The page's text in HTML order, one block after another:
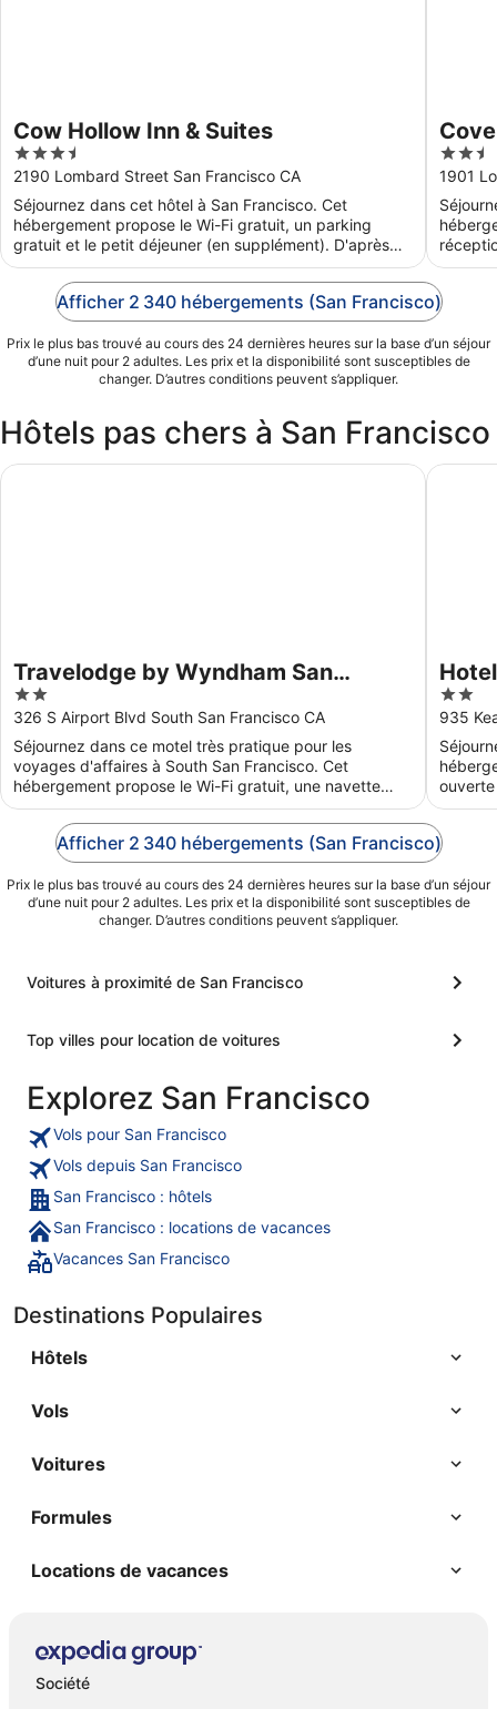
Cow Hollow Inn & Suites
3.5
out
of
5
2190 Lombard Street San Francisco CA
Séjournez dans cet hôtel à San Francisco. Cet
hébergement propose le Wi-Fi gratuit, un parking
gratuit et le petit déjeuner (en supplément). D'après
les avis ...
2.5
out
of
5
1901
Afficher 2 340 hébergements (San Francisco)
Prix le plus bas trouvé au cours des 24 dernières heures sur la base d’un séjour
d’une nuit pour 2 adultes. Les prix et la disponibilité sont susceptibles de
changer. D’autres conditions peuvent s’appliquer.
Hôtels pas chers à San Francisco
Travelodge by Wyndham San
Francisco Airport North
2
out
of
5
326 S Airport Blvd South San Francisco CA
Séjournez dans ce motel très pratique pour les
voyages d'affaires à South San Francisco. Cet
hébergement propose le Wi-Fi gratuit, une navette
gratuite desservant ...
Travelodge by Wyndham San Francisco Airport North
2
out
of
5
935
nos ...
Hotel
Afficher 2 340 hébergements (San Francisco)
Prix le plus bas trouvé au cours des 24 dernières heures sur la base d’un séjour
d’une nuit pour 2 adultes. Les prix et la disponibilité sont susceptibles de
changer. D’autres conditions peuvent s’appliquer.
Voitures à proximité de San Francisco
Top villes pour location de voitures
Explorez San Francisco
Vols pour San Francisco
Vols depuis San Francisco
San Francisco : hôtels
San Francisco : locations de vacances
Vacances San Francisco
Destinations Populaires
Hôtels
Vols
Voitures
Formules
Locations de vacances
Société